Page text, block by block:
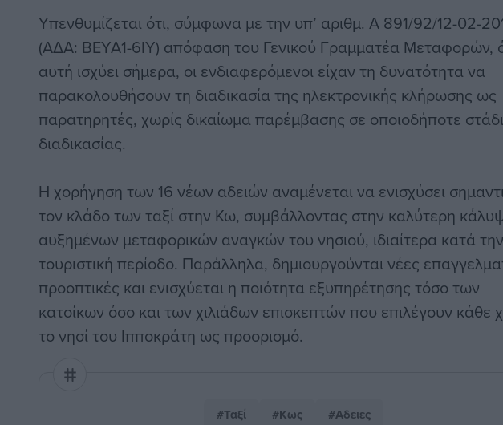
Υπενθυμίζεται ότι, σύμφωνα με την υπ’ αριθμ. Α 891/92/12-02-
(ΑΔΑ: ΒΕΥΑ1-6ΙΥ) απόφαση του Γενικού Γραμματέα Μεταφορών,
αυτή ισχύει σήμερα, οι ενδιαφερόμενοι είχαν τη δυνατότητα να
παρακολουθήσουν τη διαδικασία της ηλεκτρονικής κλήρωσης ως
παρατηρητές, χωρίς δικαίωμα παρέμβασης σε οποιοδήποτε
διαδικασίας.
Η χορήγηση των 16 νέων αδειών αναμένεται να ενισχύσει
τον κλάδο των ταξί στην Κω, συμβάλλοντας στην καλύτερη
αυξημένων μεταφορικών αναγκών του νησιού, ιδιαίτερα κατά την
τουριστική περίοδο. Παράλληλα, δημιουργούνται νέες
προοπτικές και ενισχύεται η ποιότητα εξυπηρέτησης τόσο των
κατοίκων όσο και των χιλιάδων επισκεπτών που επιλέγουν κάθε
το νησί του Ιπποκράτη ως προορισμό.
#Ταξί #Κως #Αδειες